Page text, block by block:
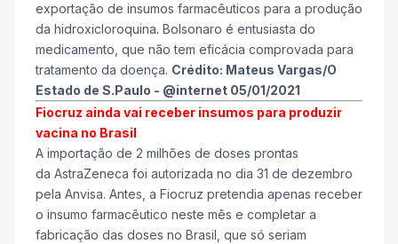
exportação de insumos farmacêuticos para a produção
da hidroxicloroquina. Bolsonaro é entusiasta do
medicamento, que não tem eficácia comprovada para
tratamento da doença. Crédito: Mateus Vargas/O
Estado de S.Paulo - @internet 05/01/2021
Fiocruz ainda vai receber insumos para produzir
vacina no Brasil
A importação de 2 milhões de doses prontas
da AstraZeneca foi autorizada no dia 31 de dezembro
pela Anvisa. Antes, a Fiocruz pretendia apenas receber
o insumo farmacêutico neste mês e completar a
fabricação das doses no Brasil, que só seriam